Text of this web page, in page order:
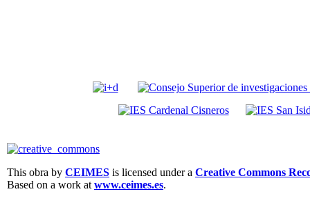
This obra by CEIMES is licensed under a Creative Commons
Based on a work at www.ceimes.es.